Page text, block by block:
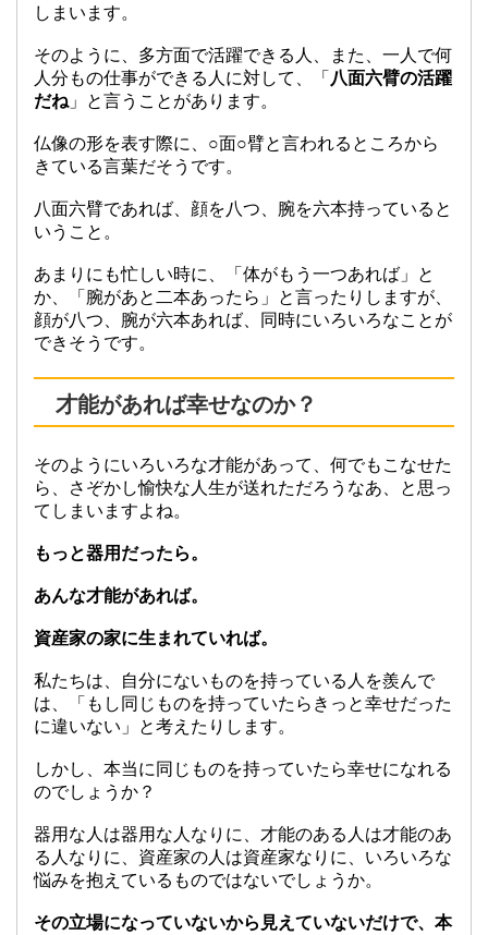
しまいます。
そのように、多方面で活躍できる人、また、一人で何
人分もの仕事ができる人に対して、「 八面六臂の活躍
だね 」と言うことがあります。
仏像の形を表す際に、○面○臂と言われるところから
きている言葉だそうです。
八面六臂であれば、顔を八つ、腕を六本持っていると
いうこと。
あまりにも忙しい時に、「体がもう一つあれば」と
か、「腕があと二本あったら」と言ったりしますが、
顔が八つ、腕が六本あれば、同時にいろいろなことが
できそうです。
才能があれば幸せなのか？
そのようにいろいろな才能があって、何でもこなせた
ら、さぞかし愉快な人生が送れただろうなあ、と思っ
てしまいますよね。
もっと器用だったら。
あんな才能があれば。
資産家の家に生まれていれば。
私たちは、自分にないものを持っている人を羨んで
は、「もし同じものを持っていたらきっと幸せだった
に違いない」と考えたりします。
しかし、本当に同じものを持っていたら幸せになれる
のでしょうか？
器用な人は器用な人なりに、才能のある人は才能のあ
る人なりに、資産家の人は資産家なりに、いろいろな
悩みを抱えているものではないでしょうか。
その立場になっていないから見えていないだけで、本